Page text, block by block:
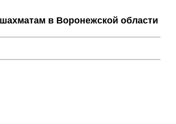
в Воронежской области